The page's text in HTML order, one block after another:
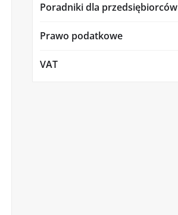
Poradniki dla przedsiębiorców
Prawo podatkowe
VAT